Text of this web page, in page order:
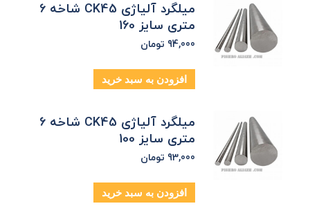
میلگرد آلیاژی CK45 شاخه 6
متری سایز 160
94,000 تومان
افزودن به سبد خرید
میلگرد آلیاژی CK45 شاخه 6
متری سایز 100
93,000 تومان
افزودن به سبد خرید